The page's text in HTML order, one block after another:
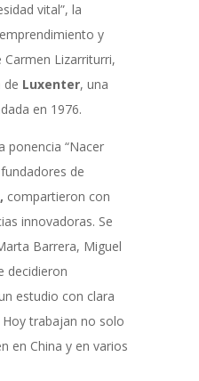
vital”, la
y
Lizarriturri,
de Luxenter, una
en 1976.
ponencia “Nacer
de
compartieron con
innovadoras. Se
Barrera, Miguel
decidieron
estudio con clara
trabajan no solo
en China y en varios